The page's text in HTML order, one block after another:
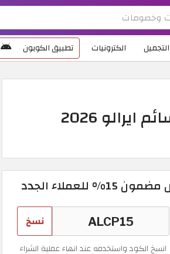
التجميل الكترونيات تطبيق الكوبون
كود خصم airalo أقوى كوبونات وقسائم ايرالو 2026
نسخ
انسخ الكود واستخدمه عند انهاء عملية الشراء